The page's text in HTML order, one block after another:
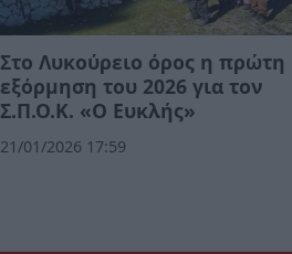
Στο Λυκούρειο όρος η πρώτη
εξόρμηση του 2026 για τον
Σ.Π.Ο.Κ. «Ο Ευκλής»
21/01/2026 17:59